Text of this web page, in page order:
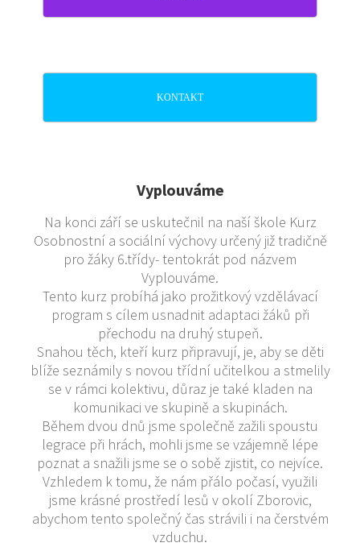
KONTAKT
Vyplouváme
Na konci září se uskutečnil na naší škole Kurz
Osobnostní a sociální výchovy určený již tradičně
pro žáky 6.třídy- tentokrát pod názvem
Vyplouváme.
Tento kurz probíhá jako prožitkový vzdělávací
program s cílem usnadnit adaptaci žáků při
přechodu na druhý stupeň.
Snahou těch, kteří kurz připravují, je, aby se děti
blíže seznámily s novou třídní učitelkou a stmelily
se v rámci kolektivu, důraz je také kladen na
komunikaci ve skupině a skupinách.
Během dvou dnů jsme společně zažili spoustu
legrace při hrách, mohli jsme se vzájemně lépe
poznat a snažili jsme se o sobě zjistit, co nejvíce.
Vzhledem k tomu, že nám přálo počasí, využili
jsme krásné prostředí lesů v okolí Zborovic,
abychom tento společný čas strávili i na čerstvém
vzduchu.